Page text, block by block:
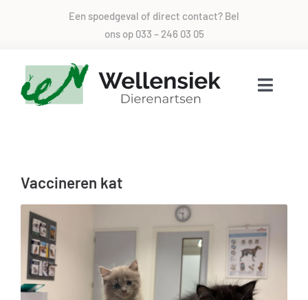
Een spoedgeval of direct contact? Bel
ons op 033 – 246 03 05
Toggle
Over ons
Direct contact
Spoed
Vaccineren kat